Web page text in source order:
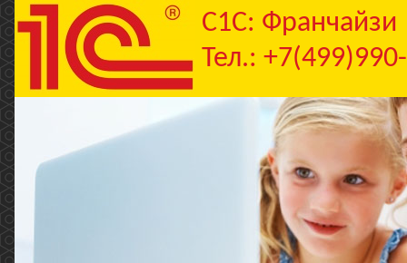
C1С: Франчайзи
Тел.: